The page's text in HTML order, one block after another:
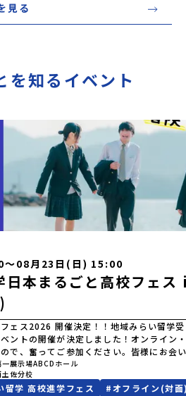
見る
を知るイベント
08月23日(日) 15:00
日本まるごと高校フェ
ェス2026 開催決定！！地域みらい留学
ントの開催が決定しました！オンライン
で、奮ってご参加ください。皆様にお会
ージ下の「申し込む」ボタンより事前予
校進学フェス in 東京 (8月22日・23日)/
23日(日)10:30-15:00場所東京流通セ
展示場ABCDホール
佐分校
留学 高校進学フェス #オフライン(対